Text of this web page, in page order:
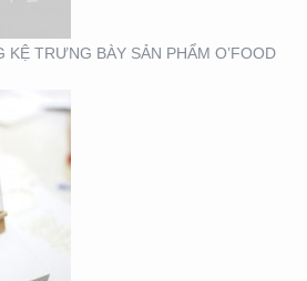
KỆ TRƯNG BÀY SẢN PHẨM O’FOOD